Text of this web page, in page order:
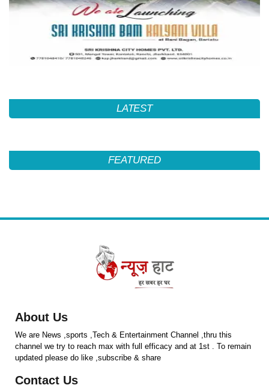
LATEST
FEATURED
About Us
We are News ,sports ,Tech & Entertainment Channel ,thru this
channel we try to reach max with full efficacy and at 1st . To remain
updated please do like ,subscribe & share
Contact Us